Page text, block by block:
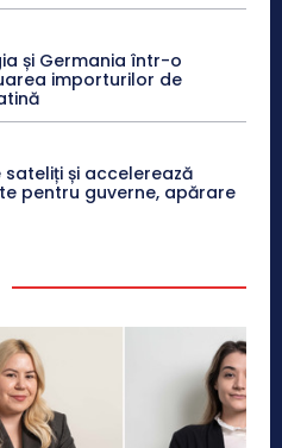
și Germania într-o
importurilor de
sateliți și accelerează
pentru guverne, apărare